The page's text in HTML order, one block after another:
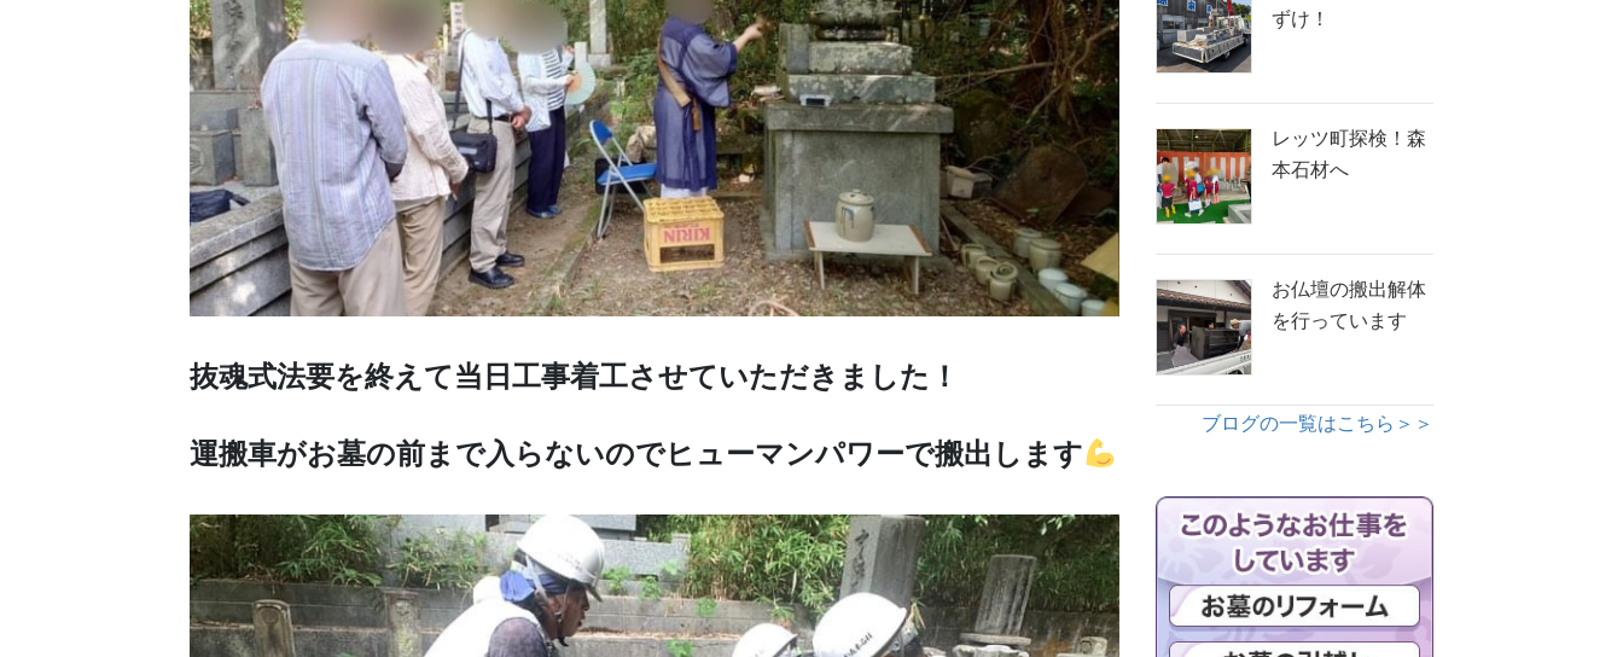
抜魂式法要を終えて当日工事着工させていただきました！
運搬車がお墓の前まで入らないのでヒューマンパワーで搬出します
ずけ！
レッツ町探検！森
本石材へ
お仏壇の搬出解体
を行っています
ブログの一覧はこちら＞＞